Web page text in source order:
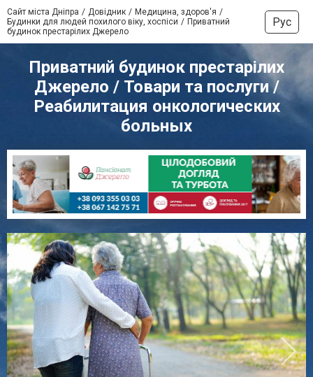
Сайт міста Дніпра Довідник
Медицина, здоров'я
Будинки для людей похилого віку, хоспіси
Приватний
будинок престарілих Джерело
Рус
Приватний будинок престарілих
Джерело / Товари та послуги /
Реабилитация онкологических
больных